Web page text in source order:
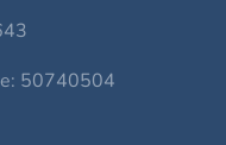
50740504